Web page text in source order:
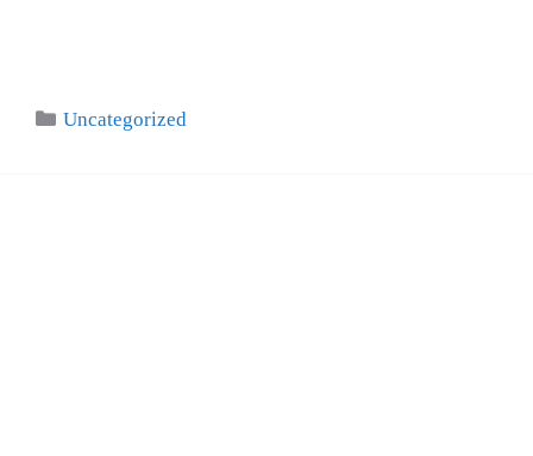
Categories
Uncategorized